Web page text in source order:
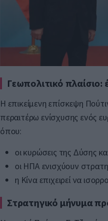
Γεωπολιτικό
Η επικείμενη επίσκεψη
περαιτέρω ενίσχυσης ενός
όπου:
οι κυρώσεις της Δύσης
οι ΗΠΑ ενισχύουν
η Κίνα επιχειρεί να
Στρατηγικό μήνυμα